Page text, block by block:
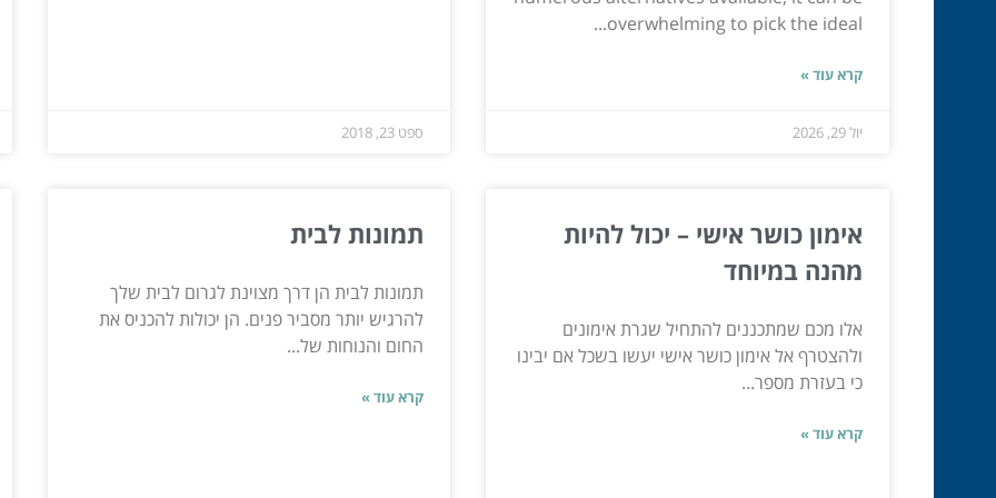
overwhelming to pick the ideal...
קרא עוד »
יול 29, 2026 ספט 23, 2018
אימון כושר אישי – יכול להיות
מהנה במיוחד
אלו מכם שמתכננים להתחיל שגרת אימונים
ולהצטרף אל אימון כושר אישי יעשו בשכל אם יבינו
כי בעזרת מספר...
קרא עוד »
תמונות לבית
תמונות לבית הן דרך מצוינת לגרום לבית שלך
להרגיש יותר מסביר פנים. הן יכולות להכניס את
החום והנוחות של...
קרא עוד »